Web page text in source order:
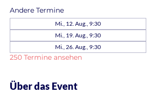
Andere Termine
Mi., 12. Aug., 9:30
Mi., 19. Aug., 9:30
Mi., 26. Aug., 9:30
250 Termine ansehen
Über das Event